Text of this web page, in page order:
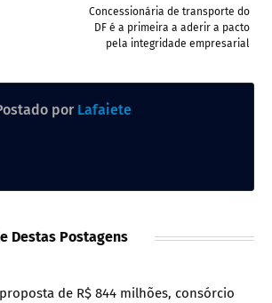
Concessionária de transporte do
DF é a primeira a aderir a pacto
pela integridade empresarial
por Lafaiete
Destas Postagens
de R$ 844 milhões, consórcio